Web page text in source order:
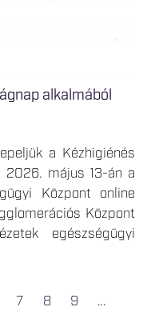
alkalmából
a Kézhigiénés
2026. május 13-án a
Központ online
Központ
egészségügyi
7 8 9 …